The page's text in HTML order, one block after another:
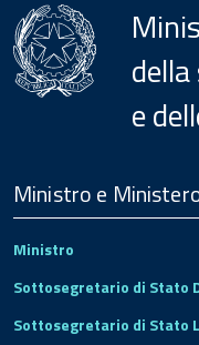
e
Footer
Ministro e
Ministro
Sottosegretario di Stato
Sottosegretario di Stato